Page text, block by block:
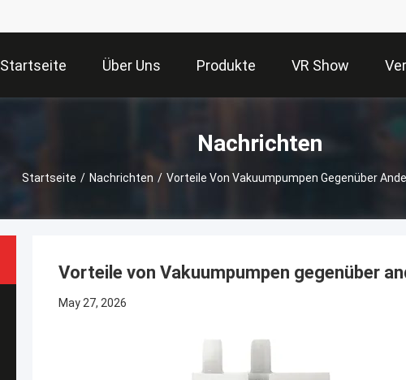
Startseite Über Uns Produkte VR Show
Nachrichten
Startseite / Nachrichten / Vorteile Von Vakuumpumpen Gegenüber
Vorteile von Vakuumpumpen gegenüber
May 27, 2026